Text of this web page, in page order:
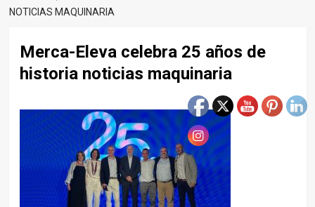
NOTICIAS MAQUINARIA
Merca-Eleva celebra 25 años de
historia noticias maquinaria